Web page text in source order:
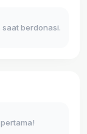
saat berdonasi.